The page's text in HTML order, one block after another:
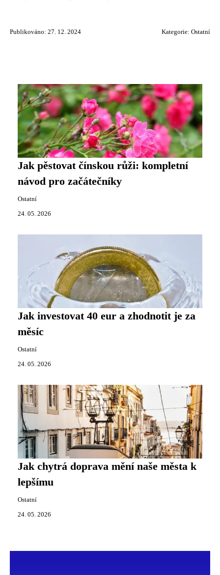
Publikováno: 27. 12. 2024 Kategorie: Ostatní
Jak pěstovat čínskou růži: kompletní
návod pro začátečníky
Ostatní
24. 05. 2026
Jak investovat 40 eur a zhodnotit je za
měsíc
Ostatní
24. 05. 2026
Jak chytrá doprava mění naše města k
lepšímu
Ostatní
24. 05. 2026